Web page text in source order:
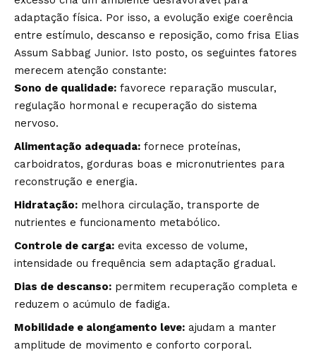
adaptação física. Por isso, a evolução exige coerência
entre estímulo, descanso e reposição, como frisa Elias
Assum Sabbag Junior. Isto posto, os seguintes fatores
merecem atenção constante:
Sono de qualidade: favorece reparação muscular,
regulação hormonal e recuperação do sistema
nervoso.
Alimentação adequada: fornece proteínas,
carboidratos, gorduras boas e micronutrientes para
reconstrução e energia.
Hidratação: melhora circulação, transporte de
nutrientes e funcionamento metabólico.
Controle de carga: evita excesso de volume,
intensidade ou frequência sem adaptação gradual.
Dias de descanso: permitem recuperação completa e
reduzem o acúmulo de fadiga.
Mobilidade e alongamento leve: ajudam a manter
amplitude de movimento e conforto corporal.